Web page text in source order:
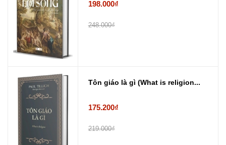
198.000₫
248.000₫
Tôn giáo là gì (What is religion...
175.200₫
219.000₫